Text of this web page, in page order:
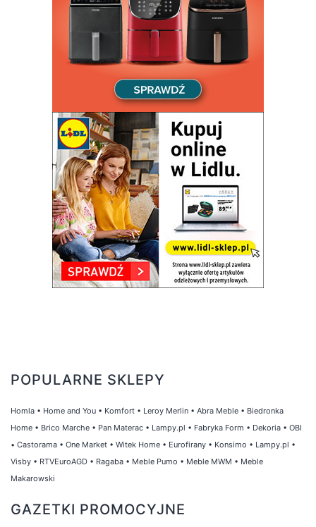
POPULARNE SKLEPY
Homla • Home and You • Komfort • Leroy Merlin • Abra Meble • Biedronka
Home • Brico Marche • Pan Materac • Lampy.pl • Fabryka Form • Dekoria • OBI
• Castorama • One Market • Witek Home • Eurofirany • Konsimo • Lampy.pl •
Visby • RTVEuroAGD • Ragaba • Meble Pumo • Meble MWM • Meble
Makarowski
GAZETKI PROMOCYJNE